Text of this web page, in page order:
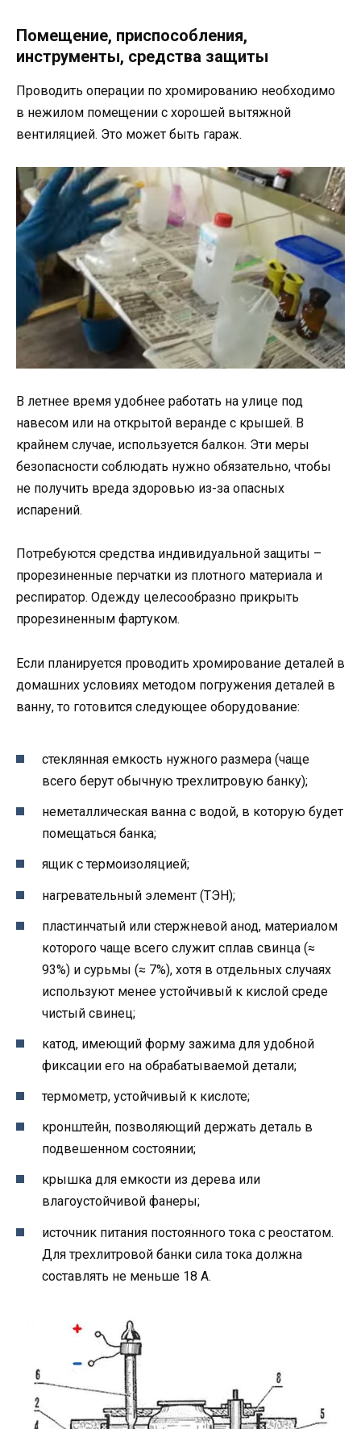
Помещение, приспособления,
инструменты, средства защиты
Проводить операции по хромированию необходимо
в нежилом помещении с хорошей вытяжной
вентиляцией. Это может быть гараж.
В летнее время удобнее работать на улице под
навесом или на открытой веранде с крышей. В
крайнем случае, используется балкон. Эти меры
безопасности соблюдать нужно обязательно, чтобы
не получить вреда здоровью из-за опасных
испарений.
Потребуются средства индивидуальной защиты –
прорезиненные перчатки из плотного материала и
респиратор. Одежду целесообразно прикрыть
прорезиненным фартуком.
Если планируется проводить хромирование деталей в
домашних условиях методом погружения деталей в
ванну, то готовится следующее оборудование:
стеклянная емкость нужного размера (чаще
всего берут обычную трехлитровую банку);
неметаллическая ванна с водой, в которую будет
помещаться банка;
ящик с термоизоляцией;
нагревательный элемент (ТЭН);
пластинчатый или стержневой анод, материалом
которого чаще всего служит сплав свинца (≈
93%) и сурьмы (≈ 7%), хотя в отдельных случаях
используют менее устойчивый к кислой среде
чистый свинец;
катод, имеющий форму зажима для удобной
фиксации его на обрабатываемой детали;
термометр, устойчивый к кислоте;
кронштейн, позволяющий держать деталь в
подвешенном состоянии;
крышка для емкости из дерева или
влагоустойчивой фанеры;
источник питания постоянного тока с реостатом.
Для трехлитровой банки сила тока должна
составлять не меньше 18 А.